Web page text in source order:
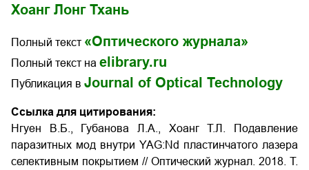
Хоанг Лонг Тхань
Полный текст «Оптического журнала»
Полный текст на elibrary.ru
Публикация в Journal of Optical Technology
Ссылка для цитирования:
Нгуен В.Б., Губанова Л.А., Хоанг Т.Л. Подавление
паразитных мод внутри YAG:Nd пластинчатого лазера
селективным покрытием // Оптический журнал. 2018. Т.